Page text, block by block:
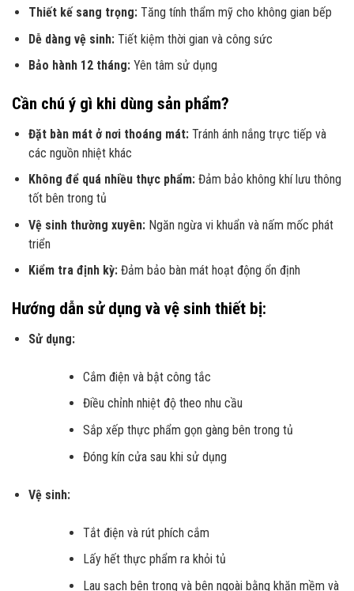
Thiết kế sang trọng:Tăng tính thẩm mỹ cho không gian bếp
Dễ dàng vệ sinh:Tiết kiệm thời gian và công sức
Bảo hành 12 tháng:Yên tâm sử dụng
Cần chú ý gì khi dùng sản phẩm?
Đặt bàn mát ở nơi thoáng mát:Tránh ánh nắng trực tiếp và
các nguồn nhiệt khác
Không để quá nhiều thực phẩm:Đảm bảo không khí lưu thông
tốt bên trong tủ
Vệ sinh thường xuyên:Ngăn ngừa vi khuẩn và nấm mốc phát
triển
Kiểm tra định kỳ:Đảm bảo bàn mát hoạt động ổn định
Hướng dẫn sử dụng và vệ sinh thiết bị:
Sử dụng:
Cắm điện và bật công tắc
Điều chỉnh nhiệt độ theo nhu cầu
Sắp xếp thực phẩm gọn gàng bên trong tủ
Đóng kín cửa sau khi sử dụng
Vệ sinh:
Tắt điện và rút phích cắm
Lấy hết thực phẩm ra khỏi tủ
Lau sạch bên trong và bên ngoài bằng khăn mềm và